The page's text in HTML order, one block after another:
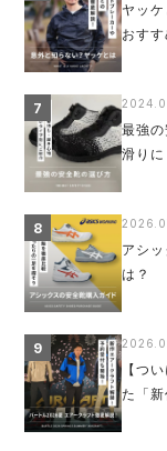
ヤッ
おす
7
最強の
滑り
8
アシ
は？
9
【つ
た「新